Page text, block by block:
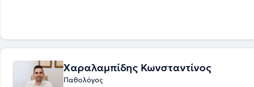
Χαραλαμπίδης Κωνσταντίνος
Παθολόγος